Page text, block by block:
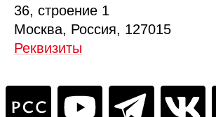
36, строение 1
Москва, Россия, 127015
Реквизиты